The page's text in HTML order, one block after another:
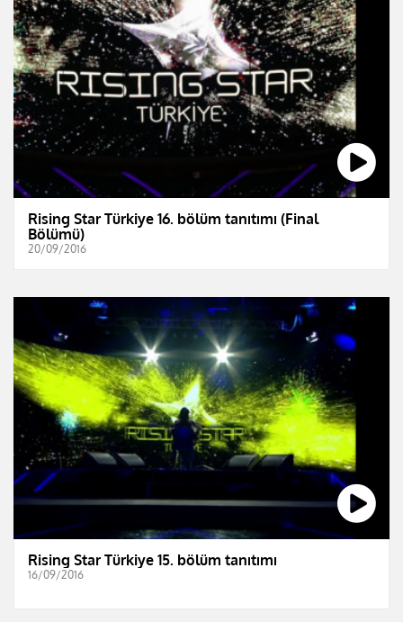
Rising Star Türkiye 16. bölüm tanıtımı (Final
Bölümü)
20/09/2016
Rising Star Türkiye 15. bölüm tanıtımı
16/09/2016